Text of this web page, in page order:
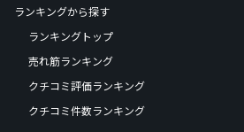
ランキングから探す
ランキングトップ
売れ筋ランキング
クチコミ評価ランキング
クチコミ件数ランキング